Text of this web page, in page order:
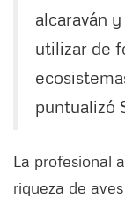
alcaraván
utilizar de
puntualizó
La profesional
riqueza de